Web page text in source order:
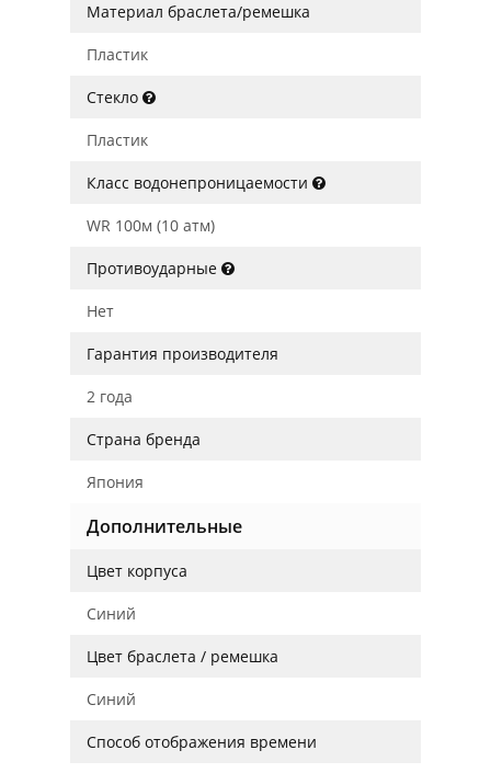
Материал браслета/ремешка
Пластик
Стекло
Пластик
Класс водонепроницаемости
WR 100м (10 атм)
Противоударные
Нет
Гарантия производителя
2 года
Страна бренда
Япония
Дополнительные
Цвет корпуса
Синий
Цвет браслета / ремешка
Синий
Способ отображения времени